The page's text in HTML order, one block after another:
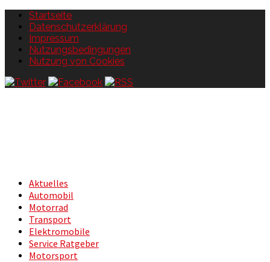
Startseite
Datenschutzerklärung
Impressum
Nutzungsbedingungen
Nutzung von Cookies
Aktuelles
Automobil
Motorrad
Transport
Elektromobile
Service Ratgeber
Motorsport